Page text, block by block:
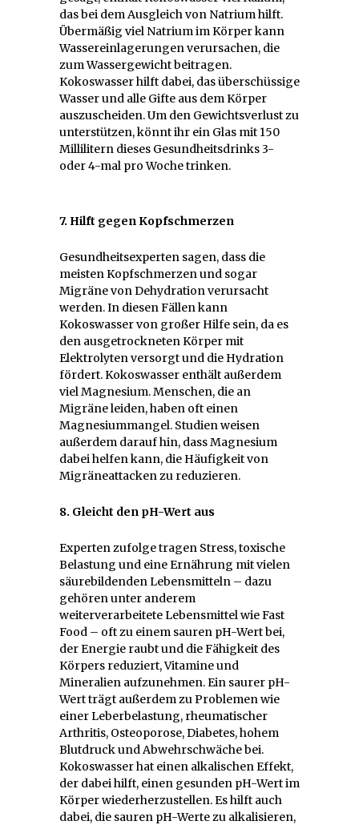
das bei dem Ausgleich von Natrium hilft.
Übermäßig viel Natrium im Körper kann
Wassereinlagerungen verursachen, die
zum Wassergewicht beitragen.
Kokoswasser hilft dabei, das überschüssige
Wasser und alle Gifte aus dem Körper
auszuscheiden. Um den Gewichtsverlust zu
unterstützen, könnt ihr ein Glas mit 150
Millilitern dieses Gesundheitsdrinks 3-
oder 4-mal pro Woche trinken.
7. Hilft gegen Kopfschmerzen
Gesundheitsexperten sagen, dass die
meisten Kopfschmerzen und sogar
Migräne von Dehydration verursacht
werden. In diesen Fällen kann
Kokoswasser von großer Hilfe sein, da es
den ausgetrockneten Körper mit
Elektrolyten versorgt und die Hydration
fördert. Kokoswasser enthält außerdem
viel Magnesium. Menschen, die an
Migräne leiden, haben oft einen
Magnesiummangel. Studien weisen
außerdem darauf hin, dass Magnesium
dabei helfen kann, die Häufigkeit von
Migräneattacken zu reduzieren.
8. Gleicht den pH-Wert aus
Experten zufolge tragen Stress, toxische
Belastung und eine Ernährung mit vielen
säurebildenden Lebensmitteln – dazu
gehören unter anderem
weiterverarbeitete Lebensmittel wie Fast
Food – oft zu einem sauren pH-Wert bei,
der Energie raubt und die Fähigkeit des
Körpers reduziert, Vitamine und
Mineralien aufzunehmen. Ein saurer pH-
Wert trägt außerdem zu Problemen wie
einer Leberbelastung, rheumatischer
Arthritis, Osteoporose, Diabetes, hohem
Blutdruck und Abwehrschwäche bei.
Kokoswasser hat einen alkalischen Effekt,
der dabei hilft, einen gesunden pH-Wert im
Körper wiederherzustellen. Es hilft auch
dabei, die sauren pH-Werte zu alkalisieren,